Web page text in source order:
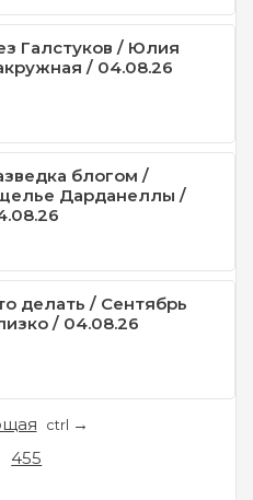
Галстуков / Юлия
/ 04.08.26
блогом /
Дарданеллы /
делать / Сентябрь
/ 04.08.26
ctrl →
455